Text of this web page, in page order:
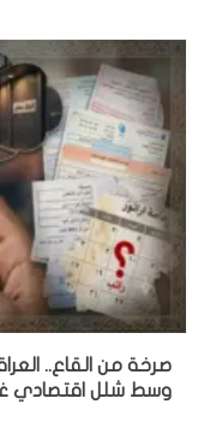
صرخة من القاع..
وسط شلل اقتصادي